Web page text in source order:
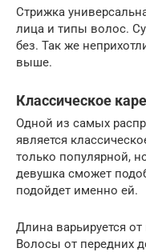
Стрижка
лица и типы волос.
без. Так же
выше.
Классическое каре
Одной из самых
является
только популярной,
девушка сможет
подойдет именно ей.
Длина варьируется
Волосы от передних